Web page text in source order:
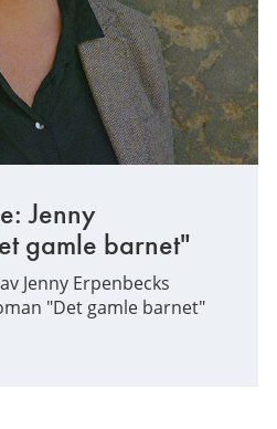
Jenny
gamle barnet"
Jenny Erpenbecks
"Det gamle barnet"